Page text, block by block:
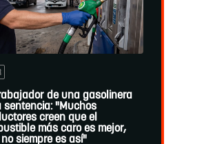
de una gasolinera
sentencia: "Muchos
creen que el
más caro es mejor,
no siempre es así"